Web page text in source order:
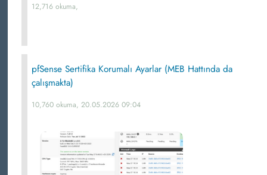
12,716 okuma,
pfSense Sertifika Korumalı Ayarlar (MEB Hattında da
çalışmakta)
10,760 okuma, 20.05.2026 09:04